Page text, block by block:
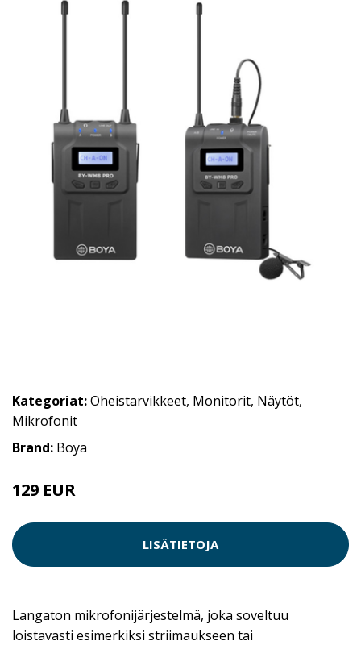
Kategoriat:Oheistarvikkeet, Monitorit, Näytöt,
Mikrofonit
Brand: Boya
129 EUR
LISÄTIETOJA
Langaton mikrofonijärjestelmä, joka soveltuu
loistavasti esimerkiksi striimaukseen tai